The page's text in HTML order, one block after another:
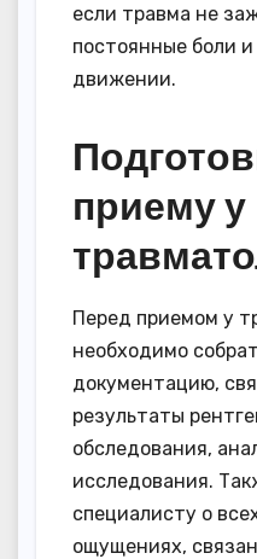
если травма не
постоянные боли
движении.
приему у
Перед приемом у
необходимо
документацию,
результаты
обследования,
исследования.
специалисту о
ощущениях,